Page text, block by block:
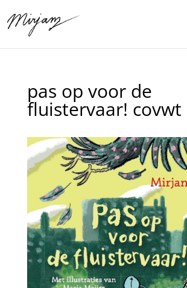
pas op voor de
fluistervaar! covwt